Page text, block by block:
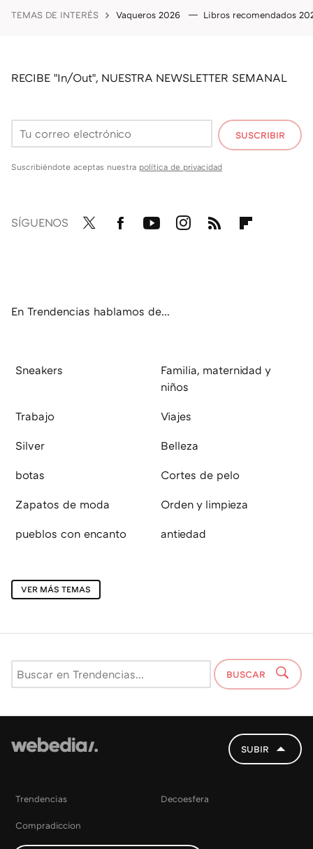
TEMAS DE INTERÉS Vaqueros 2026 Libros recomendados
RECIBE "In/Out", NUESTRA NEWSLETTER SEMANAL
SUSCRIBIR
Suscribiéndote aceptas nuestra política de privacidad
SÍGUENOS
En Trendencias hablamos de...
Sneakers
Familia, maternidad y
niños
Trabajo Viajes
Silver Belleza
botas Cortes de pelo
Zapatos de moda Orden y limpieza
pueblos con encanto antiedad
VER MÁS TEMAS
BUSCAR
SUBIR
Trendencias Decoesfera
Compradiccion